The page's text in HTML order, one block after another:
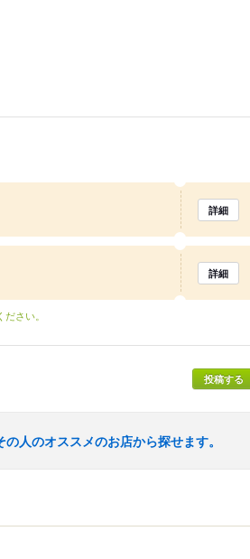
詳細
詳細
さい。
投稿する
人のオススメのお店から探せます。